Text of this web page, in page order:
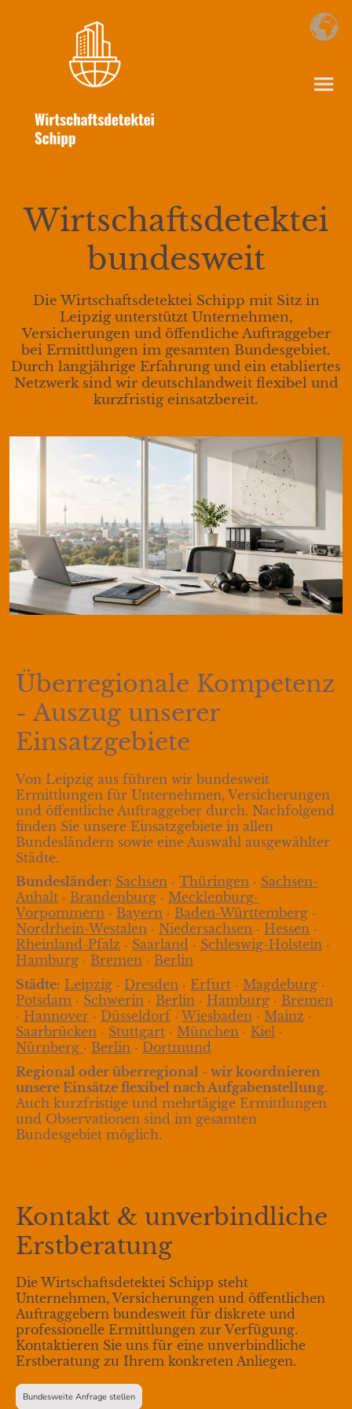
Wirtschaftsdetektei
bundesweit
Die Wirtschaftsdetektei Schipp mit Sitz in
Leipzig unterstützt Unternehmen,
Versicherungen und öffentliche Auftraggeber
bei Ermittlungen im gesamten Bundesgebiet.
Durch langjährige Erfahrung und ein etabliertes
Netzwerk sind wir deutschlandweit flexibel und
kurzfristig einsatzbereit.
Überregionale Kompetenz
- Auszug unserer
Einsatzgebiete
Von Leipzig aus führen wir bundesweit
Ermittlungen für Unternehmen, Versicherungen
und öffentliche Auftraggeber durch. Nachfolgend
finden Sie unsere Einsatzgebiete in allen
Bundesländern sowie eine Auswahl ausgewählter
Städte.
Bundesländer: Sachsen · Thüringen · Sachsen-
Anhalt · Brandenburg · Mecklenburg-
Vorpommern · Bayern · Baden-Württemberg ·
Nordrhein-Westalen · Niedersachsen · Hessen ·
Rheinland-Pfalz · Saarland · Schleswig-Holstein ·
Hamburg · Bremen · Berlin
Städte: Leipzig · Dresden · Erfurt · Magdeburg ·
Potsdam · Schwerin · Berlin · Hamburg · Bremen
· Hannover · Düsseldorf· Wiesbaden · Mainz ·
Saarbrücken · Stuttgart · München · Kiel ·
Nürnberg · Berlin · Dortmund
Regional oder überregional - wir koordnieren
unsere Einsätze flexibel nach Aufgabenstellung.
Auch kurzfristige und mehrtägige Ermittlungen
und Observationen sind im gesamten
Bundesgebiet möglich.
Kontakt & unverbindliche
Erstberatung
Die Wirtschaftsdetektei Schipp steht
Unternehmen, Versicherungen und öffentlichen
Auftraggebern bundesweit für diskrete und
professionelle Ermittlungen zur Verfügung.
Kontaktieren Sie uns für eine unverbindliche
Erstberatung zu Ihrem konkreten Anliegen.
Bundesweite Anfrage stellen